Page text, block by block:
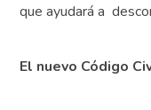
que ayudará a
El nuevo Código